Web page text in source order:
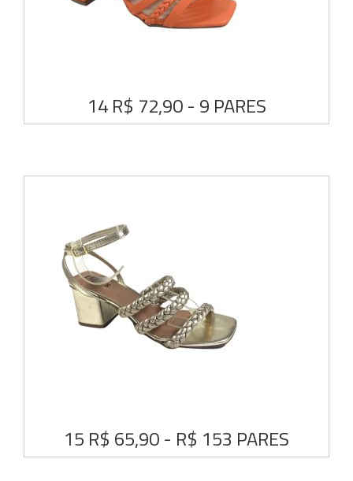
14 R$ 72,90 - 9 PARES
15 R$ 65,90 - R$ 153 PARES